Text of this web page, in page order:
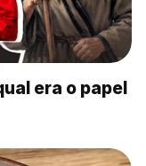
era o papel